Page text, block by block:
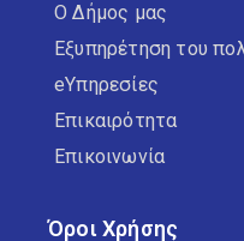
Ο Δήμος μας
Εξυπηρέτηση του
eΥπηρεσίες
Επικαιρότητα
Επικοινωνία
Όροι Χρήσης